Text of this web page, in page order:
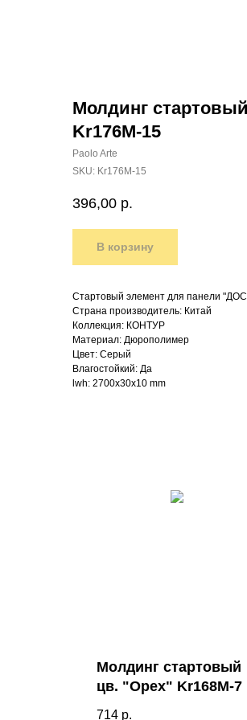
Молдинг
Kr176M-15
Paolo Arte
SKU: Kr176M-15
396,00 р.
В корзину
Стартовый элемент для панели
Страна производитель: Китай
Коллекция: КОНТУР
Материал: Дюрополимер
Цвет: Серый
Влагостойкий: Да
lwh: 2700x30x10 mm
Молдинг стартовый
цв. "Орех" Kr168M-7
714 р.